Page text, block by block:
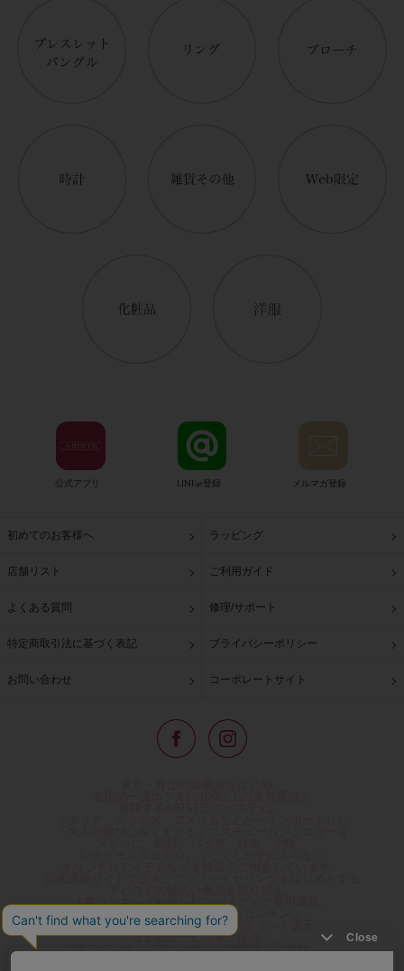
公式アプリ LINE@登録 メルマガ登録
初めてのお客様へ ラッピング
店舗リスト ご利用ガイド
よくある質問 修理/サポート
特定商取引法に基づく表記 プライバシーポリシー
お問い合わせ コーポレートサイト
人気ランキングやテレビなどメディア着用商品、
雑誌掲載商品情報を紹介するコンテンツ、
プレゼント包装無料や独自のポイント還元
などのサービスをご提供。
心躍るインポートアクセサリーや時計、小物などで、